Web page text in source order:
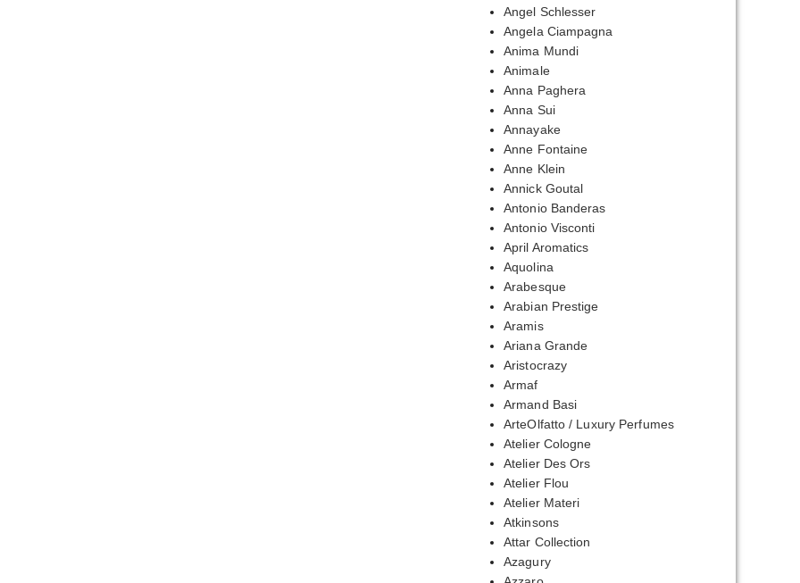
Angel Schlesser
Angela Ciampagna
Anima Mundi
Animale
Anna Paghera
Anna Sui
Annayake
Anne Fontaine
Anne Klein
Annick Goutal
Antonio Banderas
Antonio Visconti
April Aromatics
Aquolina
Arabesque
Arabian Prestige
Aramis
Ariana Grande
Aristocrazy
Armaf
Armand Basi
ArteOlfatto / Luxury Perfumes
Atelier Cologne
Atelier Des Ors
Atelier Flou
Atelier Materi
Atkinsons
Attar Collection
Azagury